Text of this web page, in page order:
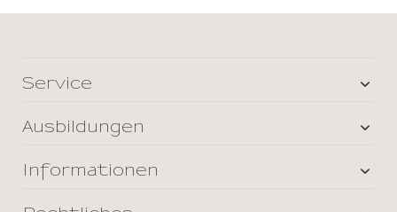
Service
Ausbildungen
Informationen